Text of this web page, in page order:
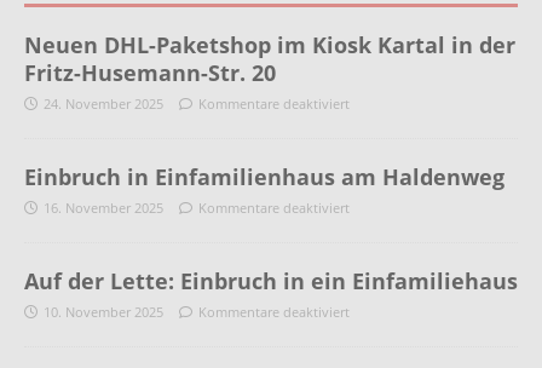
Neuen DHL-Paketshop im Kiosk Kartal in der
Fritz-Husemann-Str. 20
24. November 2025 Kommentare deaktiviert
Einbruch in Einfamilienhaus am Haldenweg
16. November 2025 Kommentare deaktiviert
Auf der Lette: Einbruch in ein Einfamiliehaus
10. November 2025 Kommentare deaktiviert